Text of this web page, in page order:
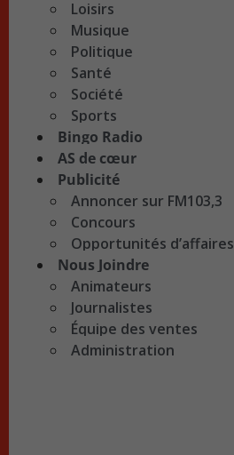
Loisirs
Musique
Politique
Santé
Société
Sports
Bingo Radio
AS de cœur
Publicité
Annoncer sur FM103,3
Concours
Opportunités d’affaires
Nous Joindre
Animateurs
Journalistes
Équipe des ventes
Administration